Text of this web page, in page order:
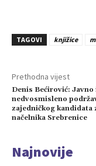
TAGOVI knjižice
Prethodna vijest
Denis Bećirović: Javno
nedvosmisleno
zajedničkog kandidata
načelnika Srebrenice
Najnovije